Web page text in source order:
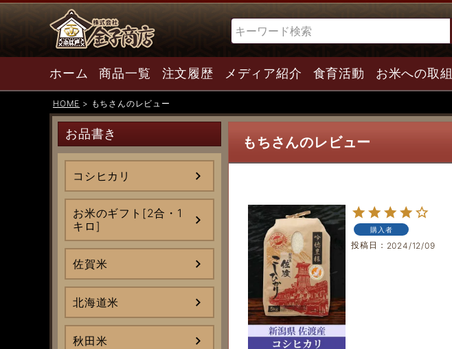
検索
ホーム 商品一覧 注文履歴 メディア紹介 食育活動 お米への取組
HOME もちさんのレビュー
お品書き
コシヒカリ
お米のギフト[2合・1
キロ]
佐賀米
北海道米
秋田米
もちさんのレビュー
購入者
投稿日 2024/12/09